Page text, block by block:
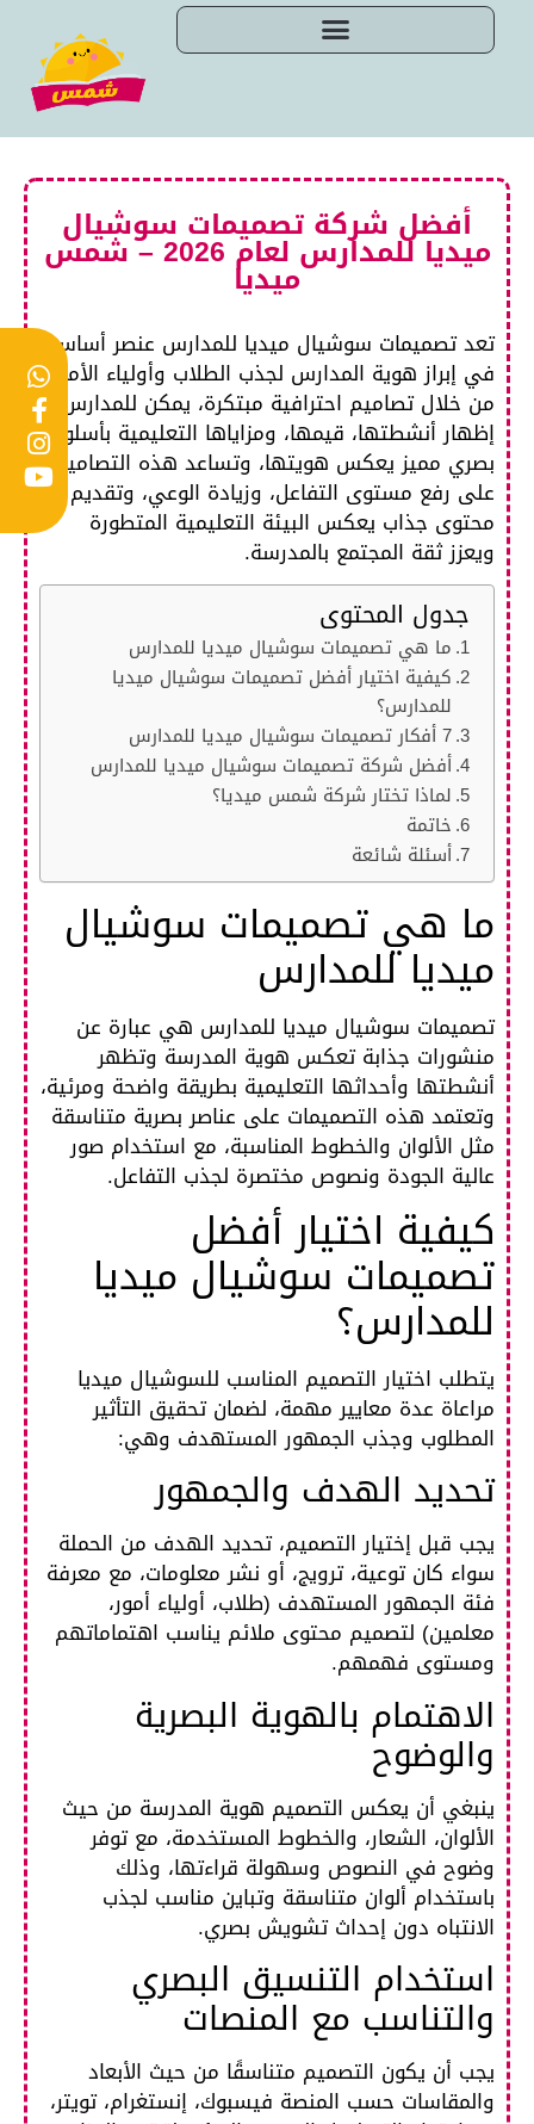
أفضل شركة تصميمات سوشيال
ميديا للمدارس لعام 2026 – شمس
ميديا
تعد تصميمات سوشيال ميديا للمدارس عنصر أساسي
في إبراز هوية المدارس لجذب الطلاب وأولياء الأمور،
من خلال تصاميم احترافية مبتكرة، يمكن للمدارس
إظهار أنشطتها، قيمها، ومزاياها التعليمية بأسلوب
بصري مميز يعكس هويتها، وتساعد هذه التصاميم
على رفع مستوى التفاعل، وزيادة الوعي، وتقديم
محتوى جذاب يعكس البيئة التعليمية المتطورة
ويعزز ثقة المجتمع بالمدرسة.
جدول المحتوى
ما هي تصميمات سوشيال ميديا للمدارس
كيفية اختيار أفضل تصميمات سوشيال ميديا
للمدارس؟
7 أفكار تصميمات سوشيال ميديا للمدارس
أفضل شركة تصميمات سوشيال ميديا للمدارس
لماذا تختار شركة شمس ميديا؟
خاتمة
أسئلة شائعة
ما هي تصميمات سوشيال
ميديا للمدارس
تصميمات سوشيال ميديا للمدارس هي عبارة عن
منشورات جذابة تعكس هوية المدرسة وتظهر
أنشطتها وأحداثها التعليمية بطريقة واضحة ومرئية،
وتعتمد هذه التصميمات على عناصر بصرية متناسقة
مثل الألوان والخطوط المناسبة، مع استخدام صور
عالية الجودة ونصوص مختصرة لجذب التفاعل.
كيفية اختيار أفضل
تصميمات سوشيال ميديا
للمدارس؟
يتطلب اختيار التصميم المناسب للسوشيال ميديا
مراعاة عدة معايير مهمة، لضمان تحقيق التأثير
المطلوب وجذب الجمهور المستهدف وهي:
تحديد الهدف والجمهور
يجب قبل إختيار التصميم، تحديد الهدف من الحملة
سواء كان توعية، ترويج، أو نشر معلومات، مع معرفة
فئة الجمهور المستهدف (طلاب، أولياء أمور،
معلمين) لتصميم محتوى ملائم يناسب اهتماماتهم
ومستوى فهمهم.​
الاهتمام بالهوية البصرية
والوضوح
ينبغي أن يعكس التصميم هوية المدرسة من حيث
الألوان، الشعار، والخطوط المستخدمة، مع توفر
وضوح في النصوص وسهولة قراءتها، وذلك
باستخدام ألوان متناسقة وتباين مناسب لجذب
الانتباه دون إحداث تشويش بصري.​
استخدام التنسيق البصري
والتناسب مع المنصات
يجب أن يكون التصميم متناسقًا من حيث الأبعاد
والمقاسات حسب المنصة فيسبوك، إنستغرام، تويتر،